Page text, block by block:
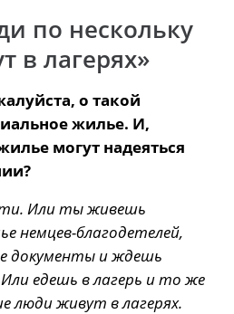
по нескольку
в лагерях»
о такой
жилье. И,
могут надеяться
Или ты живешь
немцев-благодетелей,
документы и ждешь
едешь в лагерь и то же
люди живут в лагерях.